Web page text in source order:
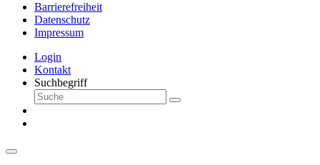
Barrierefreiheit
Datenschutz
Impressum
Login
Kontakt
Suchbegriff